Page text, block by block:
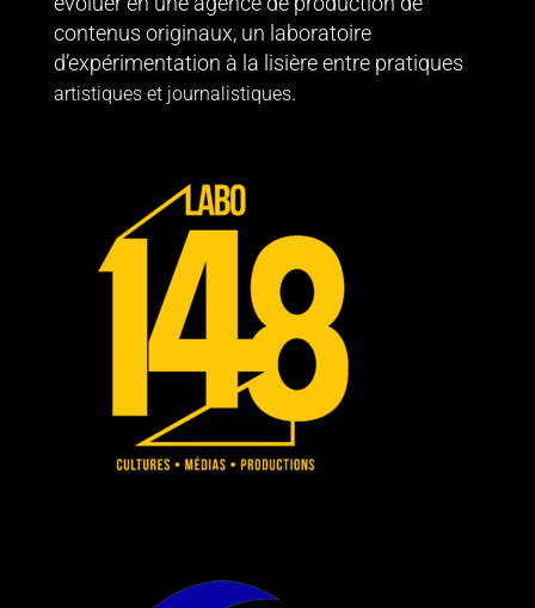
contenus originaux, un laboratoire
d’expérimentation à la lisière entre pratiques
artistiques et journalistiques.